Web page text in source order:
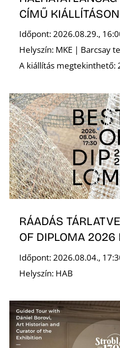
CÍMŰ KIÁLLÍTÁSON
Időpont: 2026.08.29.,
Helyszín: MKE | Barcsay
A kiállítás megtekinthető:
RÁADÁS
OF DIPLOMA 2026
Időpont: 2026.08.04.,
Helyszín: HAB